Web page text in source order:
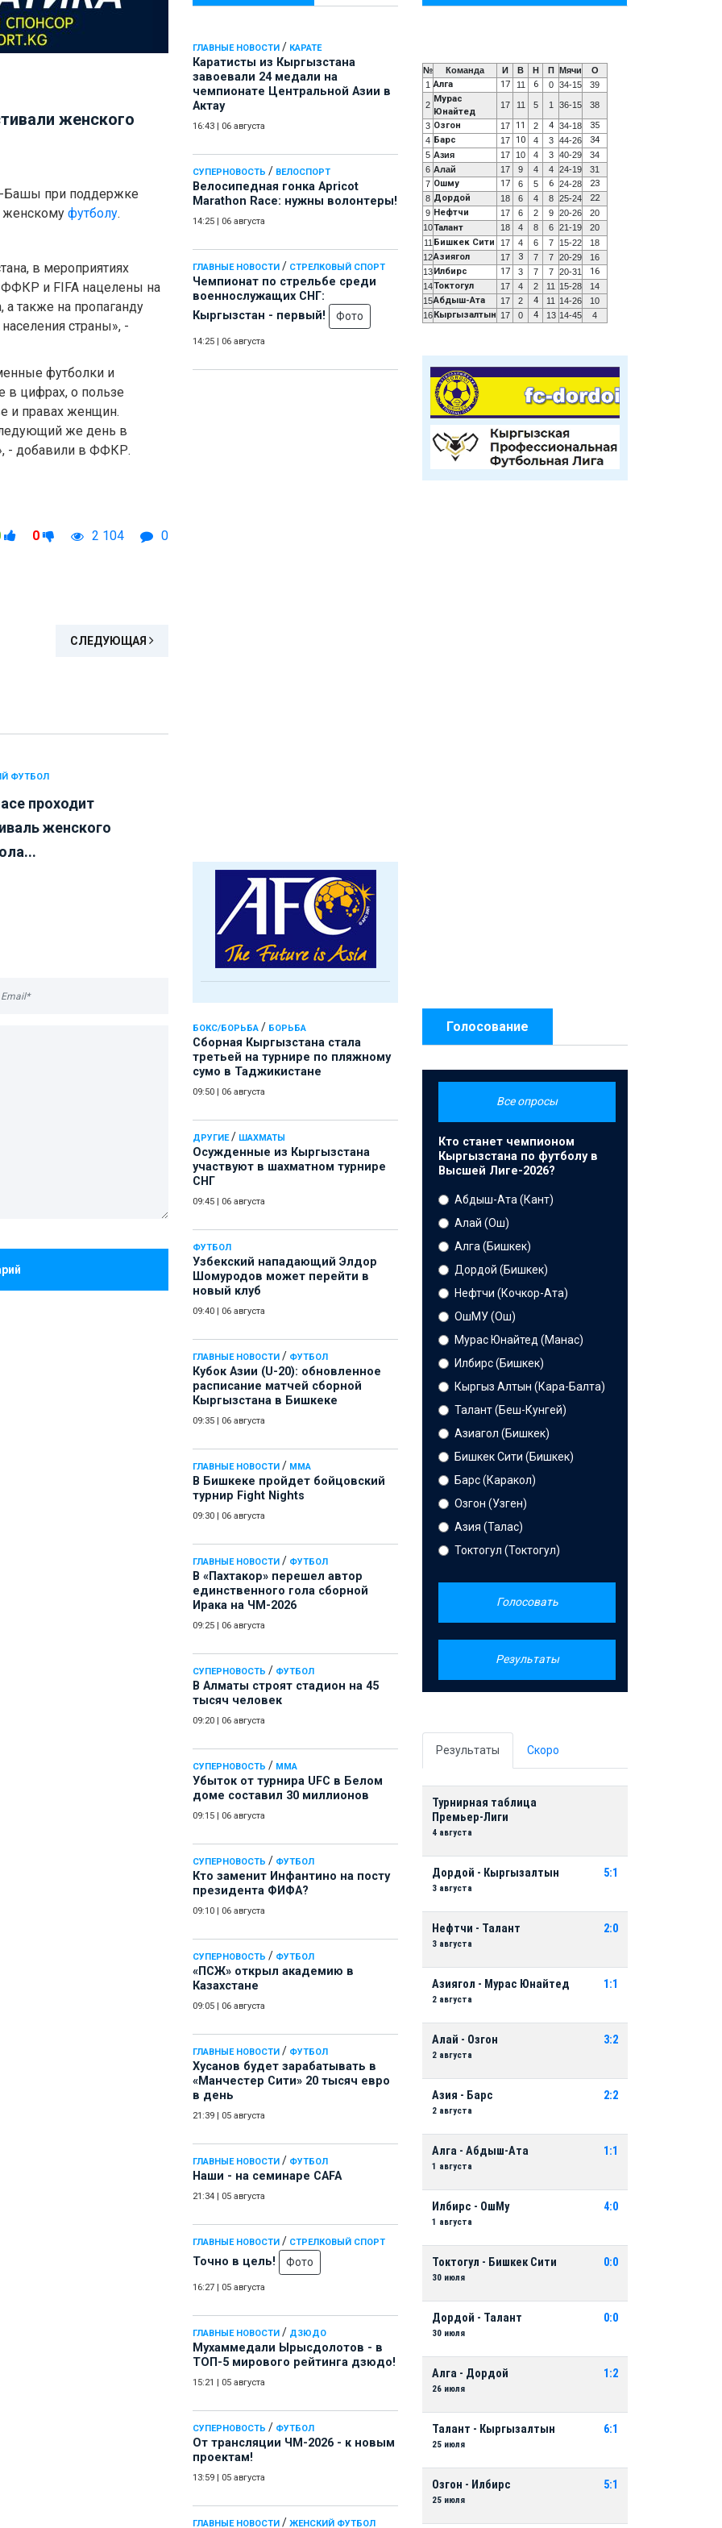
ГЛАВНЫЕ НОВОСТИ / КАРАТЕ
Каратисты из Кыргызстана
завоевали 24 медали на
чемпионате Центральной Азии в
Актау
16:43 06 августа
СУПЕРНОВОСТЬ / ВЕЛОСПОРТ
Велосипедная гонка Apricot
Marathon Race: нужны волонтеры!
14:25 06 августа
ГЛАВНЫЕ НОВОСТИ / СТРЕЛКОВЫЙ СПОРТ
Чемпионат по стрельбе среди
военнослужащих СНГ:
Кыргызстан - первый!
Фото
14:25 06 августа
БОКС/БОРЬБА / БОРЬБА
Сборная Кыргызстана стала
третьей на турнире по пляжному
сумо в Таджикистане
09:50 06 августа
ДРУГИЕ/ ШАХМАТЫ
Осужденные из Кыргызстана
участвуют в шахматном турнире
СНГ
09:45 06 августа
ФУТБОЛ
Узбекский нападающий Элдор
Шомуродов может перейти в
новый клуб
09:40 06 августа
ГЛАВНЫЕ НОВОСТИ / ФУТБОЛ
Кубок Азии (U-20): обновленное
расписание матчей сборной
Кыргызстана в Бишкеке
09:35 06 августа
ГЛАВНЫЕ НОВОСТИ / ММА
В Бишкеке пройдет бойцовский
турнир Fight Nights
09:30 06 августа
ГЛАВНЫЕ НОВОСТИ / ФУТБОЛ
В «Пахтакор» перешел автор
единственного гола сборной
Ирака на ЧМ-2026
09:25 06 августа
СУПЕРНОВОСТЬ / ФУТБОЛ
В Алматы строят стадион на 45
тысяч человек
09:20 06 августа
СУПЕРНОВОСТЬ / ММА
Убыток от турнира UFC в Белом
доме составил 30 миллионов
09:15 06 августа
СУПЕРНОВОСТЬ / ФУТБОЛ
Кто заменит Инфантино на посту
президента ФИФА?
09:10 06 августа
СУПЕРНОВОСТЬ / ФУТБОЛ
«ПСЖ» открыл академию в
Казахстане
09:05 06 августа
ГЛАВНЫЕ НОВОСТИ / ФУТБОЛ
Хусанов будет зарабатывать в
«Манчестер Сити» 20 тысяч евро
в день
21:39 05 августа
ГЛАВНЫЕ НОВОСТИ / ФУТБОЛ
Наши - на семинаре СAFA
21:34 05 августа
ГЛАВНЫЕ НОВОСТИ / СТРЕЛКОВЫЙ СПОРТ
Точно в цель! Фото
16:27 05 августа
ГЛАВНЫЕ НОВОСТИ / ДЗЮДО
Мухаммедали Ырысдолотов - в
ТОП-5 мирового рейтинга дзюдо!
15:21 05 августа
СУПЕРНОВОСТЬ / ФУТБОЛ
От трансляции ЧМ-2026 - к новым
проектам!
13:59 05 августа
ГЛАВНЫЕ НОВОСТИ / ЖЕНСКИЙ ФУТБОЛ
женского
Башы при поддержке
женскому футболу.
в мероприятиях
и FIFA нацелены на
также на пропаганду
страны», -
футболки и
в цифрах, о пользе
и правах женщин.
же день в
- добавили в ФФКР.
0 2 104 0
СЛЕДУЮЩАЯ
ФУТБОЛ
проходит
женского
№ Команда И В Н П Мячи
О
1 Алга 17 11 6 0 34-15 39
2
Мурас
Юнайтед
17 11 5 1 36-15 38
3 Озгон 17 11 2 4 34-18 35
4 Барс 17 10 4 3 44-26 34
5 Азия 17 10 4 3 40-29
34
6 Алай 17 9 4 4 24-19
31
7 Ошму 17 6 5 6 24-28 23
8 Дордой 18 6 4 8 25-24 22
9 Нефтчи 17 6 2 9 20-26
20
10Талант 18 4 8 6 21-19
20
11 Бишкек Сити 17 4 6 7 15-22
18
12Азиягол 17 3 7 7 20-29
16
13 Илбирс 17 3 7 7 20-31 16
14Токтогул 17 4 2 11 15-28
14
15Абдыш-Ата 17 2 4 11 14-26
10
16 Кыргызалтын 17 0 4 13 14-45 4
Голосование
Все опросы
Кто станет чемпионом
Кыргызстана по футболу в
Высшей Лиге-2026?
Абдыш-Ата (Кант)
Алай (Ош)
Алга (Бишкек)
Дордой (Бишкек)
Нефтчи (Кочкор-Ата)
ОшМУ (Ош)
Мурас Юнайтед (Манас)
Илбирс (Бишкек)
Кыргыз Алтын (Кара-Балта)
Талант (Беш-Кунгей)
Азиагол (Бишкек)
Бишкек Сити (Бишкек)
Барс (Каракол)
Озгон (Узген)
Азия (Талас)
Токтогул (Токтогул)
Голосовать
Результаты
Результаты Скоро
Турнирная таблица
Премьер-Лиги
4 августа
Дордой - Кыргызалтын
3 августа
5:1
Нефтчи - Талант
3 августа
2:0
Азиягол - Мурас Юнайтед
2 августа
1:1
Алай - Озгон
2 августа
3:2
Азия - Барс
2 августа
2:2
Алга - Абдыш-Ата
1 августа
1:1
Илбирс - ОшМу
1 августа
4:0
Токтогул - Бишкек Сити
30 июля
0:0
Дордой - Талант
30 июля
0:0
Алга - Дордой
26 июля
1:2
Талант - Кыргызалтын
25 июля
6:1
Озгон - Илбирс
25 июля
5:1